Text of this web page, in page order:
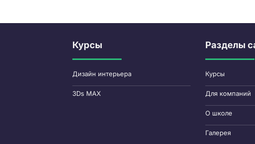
Курсы
Дизайн интерьера
3Ds MAX
Разделы
Курсы
Для компаний
О школе
Галерея